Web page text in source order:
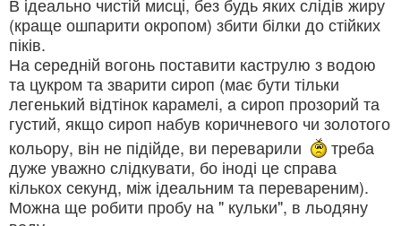
В ідеально чистій мисці, без будь яких слідів жиру
(краще ошпарити окропом) збити білки до стійких
піків.
На середній вогонь поставити каструлю з водою
та цукром та зварити сироп (має бути тільки
легенький відтінок карамелі, a сироп прозорий та
густий, якщо сироп набув коричневого чи золотого
кольору, він не підійде, ви переварили
треба
дуже уважно слідкувати, бо іноді це справа
кількох секунд, між ідеальним та перевареним).
Можна ще робити пробу на " кульки", в льодяну